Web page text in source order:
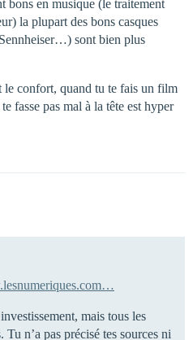
bons en musique (le traitement
la plupart des bons casques
sont bien plus
le confort, quand tu te fais un film
fasse pas mal à la tête est hyper
mais tous les
n’a pas précisé tes sources ni